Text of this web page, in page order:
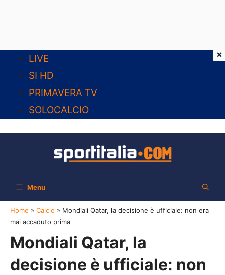
contenuto
LIVE
SI HD
PRIMAVERA TV
SOLOCALCIO
Menu
Home » Calcio » Mondiali Qatar, la decisione è ufficiale: non era
mai accaduto prima
Mondiali Qatar, la
decisione è ufficiale: non
×